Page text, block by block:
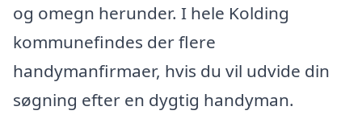
og omegn herunder. I hele Kolding
kommunefindes der flere
handymanfirmaer, hvis du vil udvide din
søgning efter en dygtig handyman.